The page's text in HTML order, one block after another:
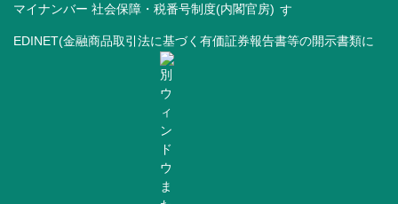
マイナンバー 社会保障・税番号制度(内閣官房)
EDINET(金融商品取引法に基づく有価証券報告書等の開示書類に